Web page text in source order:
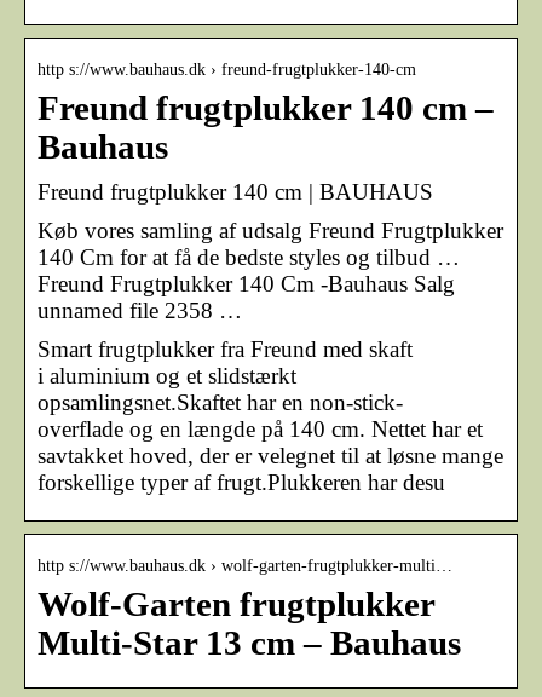
http s://www.bauhaus.dk › freund-frugtplukker-140-cm
Freund frugtplukker 140 cm –
Bauhaus
Freund frugtplukker 140 cm | BAUHAUS
Køb vores samling af udsalg Freund Frugtplukker
140 Cm for at få de bedste styles og tilbud …
Freund Frugtplukker 140 Cm -Bauhaus Salg
unnamed file 2358 …
Smart frugtplukker fra Freund med skaft
i aluminium og et slidstærkt
opsamlingsnet.Skaftet har en non-stick-
overflade og en længde på 140 cm. Nettet har et
savtakket hoved, der er velegnet til at løsne mange
forskellige typer af frugt.Plukkeren har desu
http s://www.bauhaus.dk › wolf-garten-frugtplukker-multi…
Wolf-Garten frugtplukker
Multi-Star 13 cm – Bauhaus